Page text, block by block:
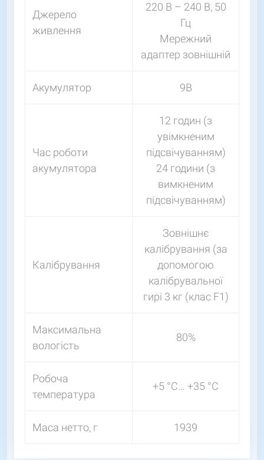
Джерело
живлення
220 В – 240 В, 50
Гц
Мережний
адаптер зовнішній
Акумулятор 9В
Час роботи
акумулятора
12 годин (з
увімкненим
підсвічуванням)
24 години (з
вимкненим
підсвічуванням)
Калібрування
Зовнішнє
калібрування (за
допомогою
калібрувальної
гирі 3 кг (клас F1)
Максимальна
вологість
80%
Робоча
температура
+5 °C… +35 °C
Маса нетто, г 1939